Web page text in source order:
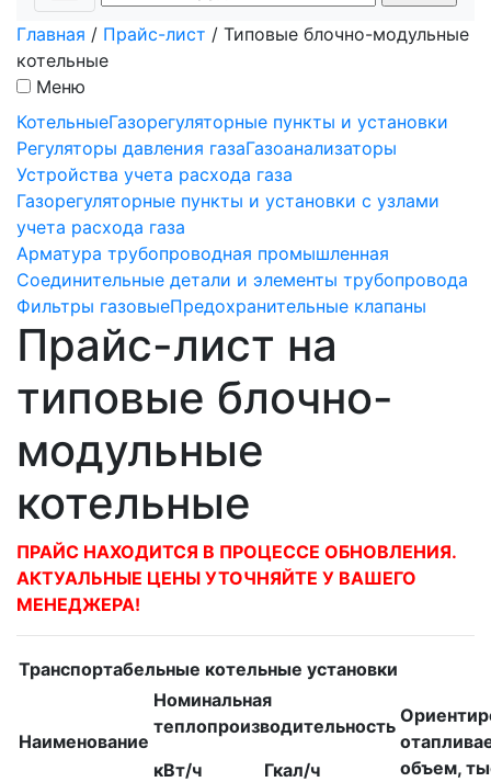
Главная / Прайс-лист / Типовые блочно-модульные
котельные
Меню
КотельныеГазорегуляторные пункты и установки
Регуляторы давления газаГазоанализаторы
Устройства учета расхода газа
Газорегуляторные пункты и установки с узлами
учета расхода газа
Арматура трубопроводная промышленная
Соединительные детали и элементы трубопровода
Фильтры газовыеПредохранительные клапаны
Прайс-лист на
типовые блочно-
модульные
котельные
ПРАЙС НАХОДИТСЯ В ПРОЦЕССЕ ОБНОВЛЕНИЯ.
АКТУАЛЬНЫЕ ЦЕНЫ УТОЧНЯЙТЕ У ВАШЕГО
МЕНЕДЖЕРА!
Транспортабельные котельные установки
Наименование
Номинальная
теплопроизводительность
объем,
кВт/ч
Гкал/ч